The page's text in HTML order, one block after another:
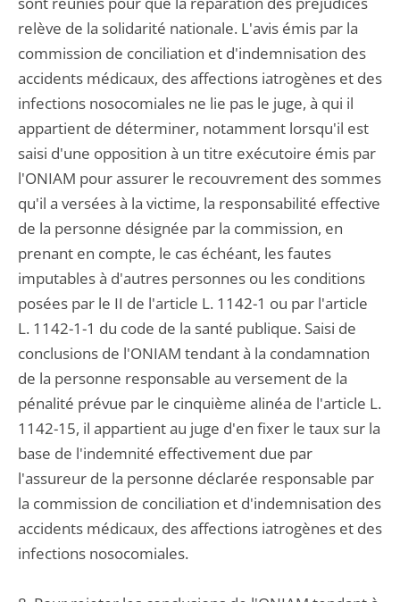
relève de la solidarité nationale. L'avis émis par la
commission de conciliation et d'indemnisation des
accidents médicaux, des affections iatrogènes et des
infections nosocomiales ne lie pas le juge, à qui il
appartient de déterminer, notamment lorsqu'il est
saisi d'une opposition à un titre exécutoire émis par
l'ONIAM pour assurer le recouvrement des sommes
qu'il a versées à la victime, la responsabilité effective
de la personne désignée par la commission, en
prenant en compte, le cas échéant, les fautes
imputables à d'autres personnes ou les conditions
posées par le II de l'article L. 1142-1 ou par l'article
L. 1142-1-1 du code de la santé publique. Saisi de
conclusions de l'ONIAM tendant à la condamnation
de la personne responsable au versement de la
pénalité prévue par le cinquième alinéa de l'article L.
1142-15, il appartient au juge d'en fixer le taux sur la
base de l'indemnité effectivement due par
l'assureur de la personne déclarée responsable par
la commission de conciliation et d'indemnisation des
accidents médicaux, des affections iatrogènes et des
infections nosocomiales.